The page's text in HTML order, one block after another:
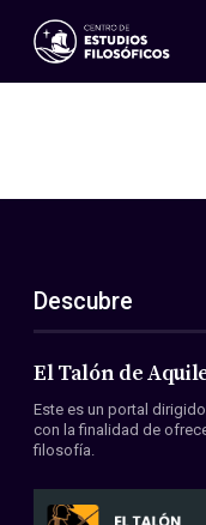
Eventos
ES
EN
Acerca de nosotros
Miembros
Convenios
Descubre
El Talón de
Este es un portal
con la finalidad de
filosofía.